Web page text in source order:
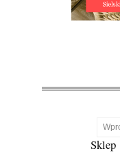
Sklep